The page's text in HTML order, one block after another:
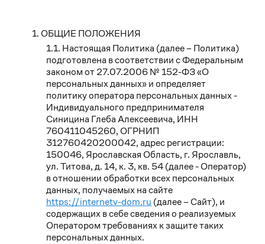
ОБЩИЕ ПОЛОЖЕНИЯ
Настоящая Политика (далее – Политика)
подготовлена в соответствии с Федеральным
законом от 27.07.2006 № 152-ФЗ «О
персональных данных» и определяет
политику оператора персональных данных -
Индивидуального предпринимателя
Синицина Глеба Алексеевича, ИНН
760411045260, ОГРНИП
312760420200042, адрес регистрации:
150046, Ярославская Область, г. Ярославль,
ул. Титова, д. 14, к. 3, кв. 54 (далее - Оператор)
в отношении обработки всех персональных
данных, получаемых на сайте
https://internetv-dom.ru (далее – Сайт), и
содержащих в себе сведения о реализуемых
Оператором требованиях к защите таких
персональных данных.